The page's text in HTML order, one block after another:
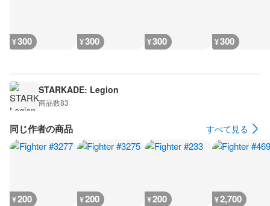
¥300 ¥300 ¥300 ¥300
STARKADE: Legion
商品数83
同じ作者の商品 すべて見る
¥200 ¥200 ¥200 ¥2,700